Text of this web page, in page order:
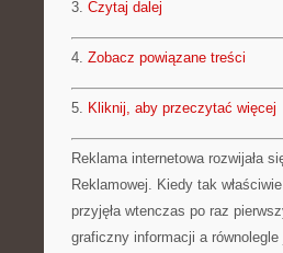
3. Czytaj dalej
4. Zobacz powiązane treści
5. Kliknij, aby przeczytać więcej
Reklama internetowa rozwijała
Reklamowej. Kiedy tak
przyjęła wtenczas po raz
graficzny informacji a